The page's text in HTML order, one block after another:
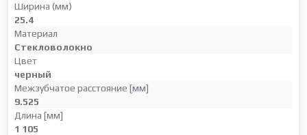
Ширина (мм)
25.4
Материал
Стекловолокно
Цвет
черный
Межзубчатое расстояние [мм]
9.525
Длина [мм]
1 105